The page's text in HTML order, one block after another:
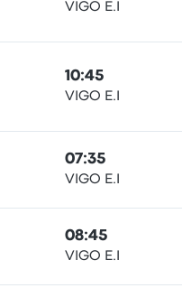
VIGO E.I
10:45
VIGO E.I
07:35
VIGO E.I
08:45
VIGO E.I